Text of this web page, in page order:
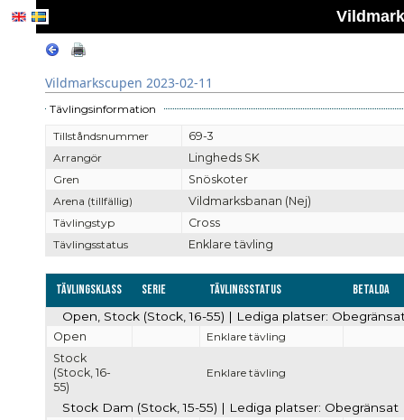
Vildmarkscupen 2023-02-11
Tävlingsinformation
Tillståndsnummer
69-3
Arrangör
Lingheds SK
Gren
Snöskoter
Arena (tillfällig)
Vildmarksbanan (Nej)
Tävlingstyp
Cross
Tävlingsstatus
Enklare tävling
Tävlingsklass Serie Tävlingsstatus Betalda
Open, Stock (Stock, 16-55) | Lediga platser:
Open
Enklare tävling
Stock
(Stock, 16-
55)
Enklare tävling
Stock Dam (Stock, 15-55) | Lediga platser: Obegränsat